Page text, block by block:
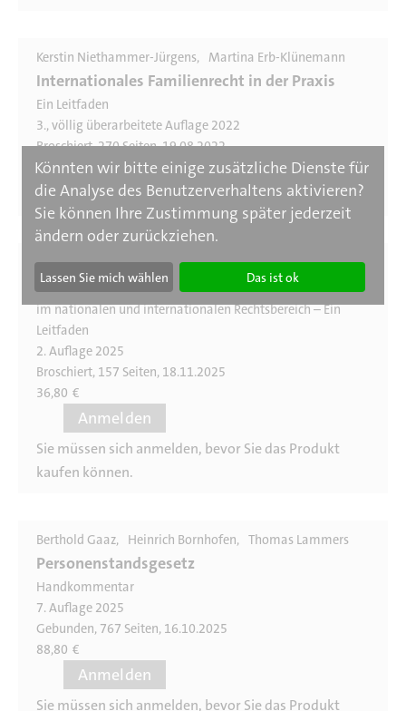
Kerstin Niethammer-Jürgens Martina Erb-Klünemann
Internationales Familienrecht in der Praxis
Ein Leitfaden
3., völlig überarbeitete Auflage 2022
Broschiert, 270 Seiten, 19.08.2022
54,80 €
Gerhard Bangert
Meldebehörden und Namensrecht
im nationalen und internationalen Rechtsbereich – Ein
Leitfaden
2. Auflage 2025
Broschiert, 157 Seiten, 18.11.2025
36,80 €
Anmelden
Sie müssen sich anmelden, bevor Sie das Produkt
kaufen können.
Berthold Gaaz Heinrich Bornhofen Thomas Lammers
Personenstandsgesetz
Handkommentar
7. Auflage 2025
Gebunden, 767 Seiten, 16.10.2025
88,80 €
Anmelden
Sie müssen sich anmelden, bevor Sie das Produkt
Könnten wir bitte einige zusätzliche Dienste für
die Analyse des Benutzerverhaltens aktivieren?
Sie können Ihre Zustimmung später jederzeit
ändern oder zurückziehen.
Lassen Sie mich wählen Das ist ok